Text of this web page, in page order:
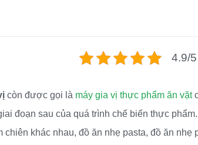
4.9/
còn được gọi là máy gia vị thực phẩm ăn vặt
đoạn sau của quá trình chế biến thực
chiên khác nhau, đồ ăn nhẹ pasta, đồ ăn